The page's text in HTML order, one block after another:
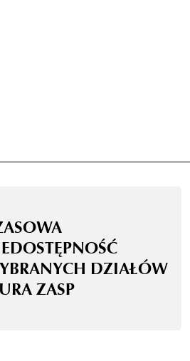
DZIAŁÓW
ZASP